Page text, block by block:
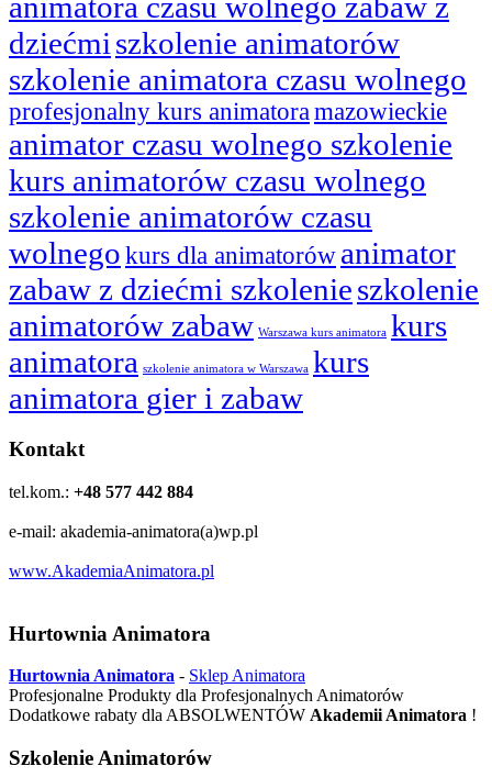
dziećmi szkolenie animatorów
szkolenie animatora czasu wolnego
profesjonalny kurs animatoramazowieckie
animator czasu wolnego szkolenie
kurs animatorów czasu wolnego
szkolenie animatorów czasu
wolnego kurs dla animatorów animator
zabaw z dziećmi szkolenieszkolenie
animatorów zabaw Warszawa kurs animatora kurs
animatora szkolenie animatora w Warszawa kurs
animatora gier i zabaw
Kontakt
tel.kom.: +48 577 442 884
e-mail: akademia-animatora(a)wp.pl
www.AkademiaAnimatora.pl
Hurtownia Animatora
Hurtownia Animatora - Sklep Animatora
Profesjonalne Produkty dla Profesjonalnych Animatorów
Dodatkowe rabaty dla ABSOLWENTÓW Akademii Animatora !
Szkolenie Animatorów